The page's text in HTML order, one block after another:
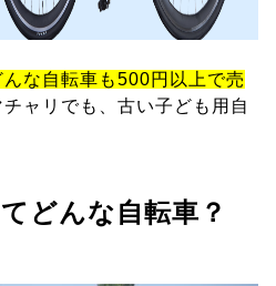
な自転車も500円以上で売
ャリでも、古い子ども用自
どんな自転車？